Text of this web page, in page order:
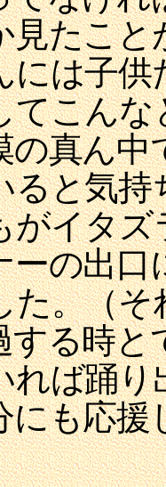
見たこ
には子
てこん
の真ん中
ると気
がイタ
ーの出
た。（
する時と
れば踊
にも応援